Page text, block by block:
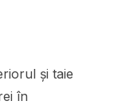
și taie
în